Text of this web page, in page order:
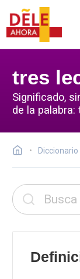
tres
Significado,
de la
Diccionario